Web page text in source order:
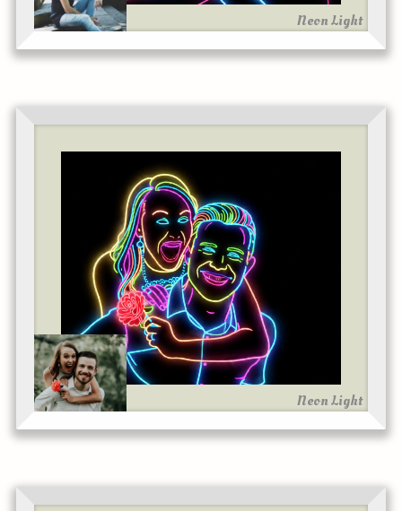
Neon Light
Neon Light